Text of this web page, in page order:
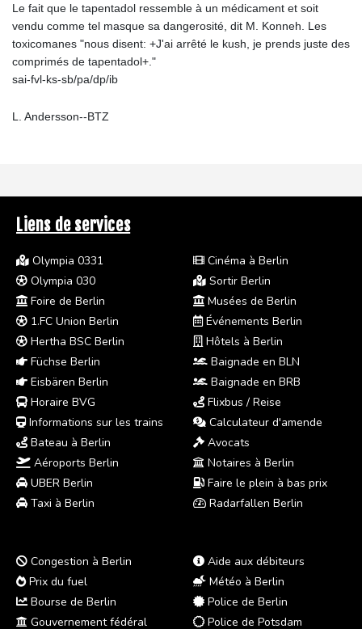
Le fait que le tapentadol ressemble à un médicament et soit
vendu comme tel masque sa dangerosité, dit M. Konneh. Les
toxicomanes "nous disent: +J'ai arrêté le kush, je prends juste des
comprimés de tapentadol+."
sai-fvl-ks-sb/pa/dp/ib
L. Andersson--BTZ
Liens de services
Olympia 0331
Olympia 030
Foire de Berlin
1.FC Union Berlin
Hertha BSC Berlin
Füchse Berlin
Eisbären Berlin
Horaire BVG
Informations sur les trains
Bateau à Berlin
Aéroports Berlin
UBER Berlin
Taxi à Berlin
Cinéma à Berlin
Sortir Berlin
Musées de Berlin
Événements Berlin
Hôtels à Berlin
Baignade en BLN
Baignade en BRB
Flixbus / Reise
Calculateur d'amende
Avocats
Notaires à Berlin
Faire le plein à bas prix
Radarfallen Berlin
Congestion à Berlin
Prix du fuel
Bourse de Berlin
Gouvernement fédéral
Aide aux débiteurs
Météo à Berlin
Police de Berlin
Police de Potsdam